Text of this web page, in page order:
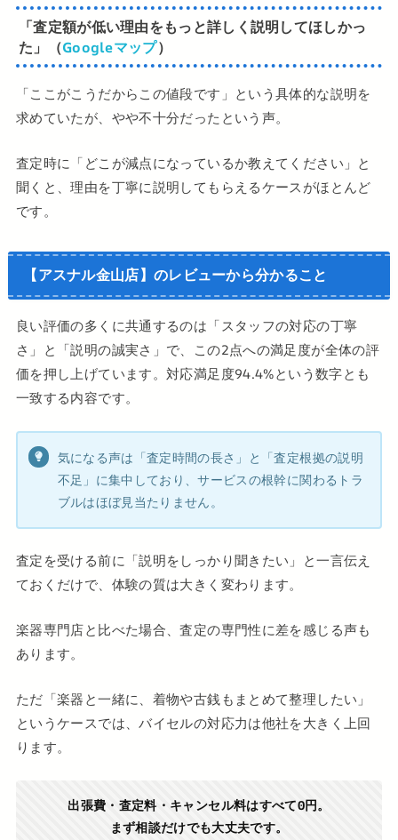
「査定額が低い理由をもっと詳しく説明してほしかっ
た」（Googleマップ）
「ここがこうだからこの値段です」という具体的な説明を
求めていたが、やや不十分だったという声。
査定時に「どこが減点になっているか教えてください」と
聞くと、理由を丁寧に説明してもらえるケースがほとんど
です。
【アスナル金山店】のレビューから分かること
良い評価の多くに共通するのは「スタッフの対応の丁寧
さ」と「説明の誠実さ」で、この2点への満足度が全体の評
価を押し上げています。対応満足度94.4%という数字とも
一致する内容です。
気になる声は「査定時間の長さ」と「査定根拠の説明
不足」に集中しており、サービスの根幹に関わるトラ
ブルはほぼ見当たりません。
査定を受ける前に「説明をしっかり聞きたい」と一言伝え
ておくだけで、体験の質は大きく変わります。
楽器専門店と比べた場合、査定の専門性に差を感じる声も
あります。
ただ「楽器と一緒に、着物や古銭もまとめて整理したい」
というケースでは、バイセルの対応力は他社を大きく上回
ります。
出張費・査定料・キャンセル料はすべて0円。
まず相談だけでも大丈夫です。